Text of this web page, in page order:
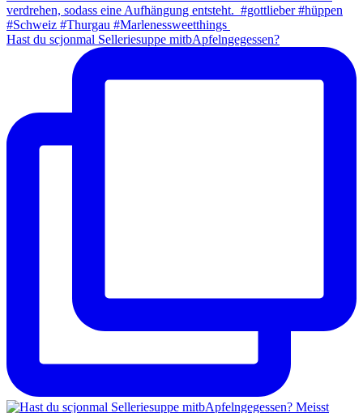
Hast du scjonmal Selleriesuppe mitbApfelngegessen?